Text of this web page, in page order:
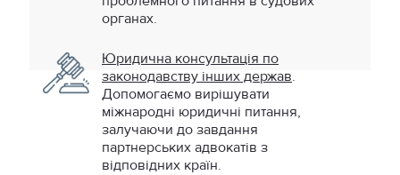
органах.
Юридична консультація по
законодавству інших держав.
Допомогаємо вирішувати
міжнародні юридичні питання,
залучаючи до завдання
партнерських адвокатів з
відповідних країн.